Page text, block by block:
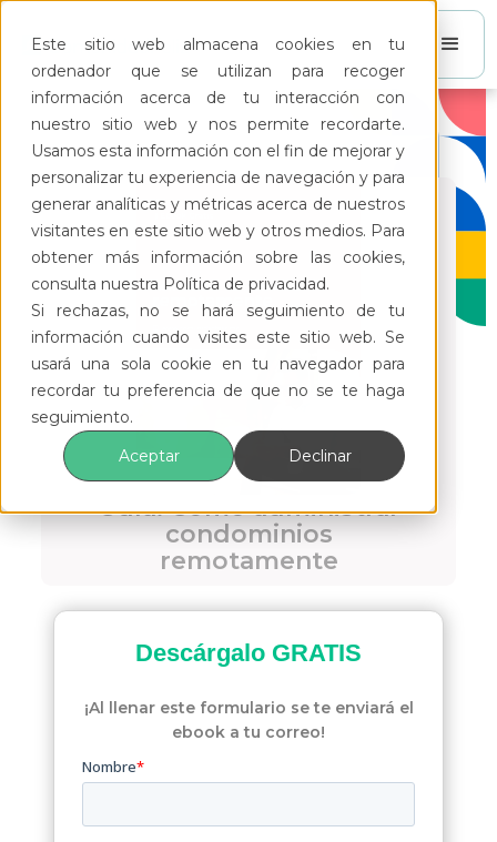
Este sitio web almacena cookies en tu
ordenador que se utilizan para recoger
información acerca de tu interacción con
nuestro sitio web y nos permite recordarte.
Usamos esta información con el fin de mejorar y
personalizar tu experiencia de navegación y para
generar analíticas y métricas acerca de nuestros
visitantes en este sitio web y otros medios. Para
obtener más información sobre las cookies,
consulta nuestra Política de privacidad.
Si rechazas, no se hará seguimiento de tu
información cuando visites este sitio web. Se
usará una sola cookie en tu navegador para
recordar tu preferencia de que no se te haga
seguimiento.
Aceptar
Declinar
Guía: Cómo administrar
condominios
remotamente
Descárgalo GRATIS
¡Al llenar este formulario se te enviará el
ebook a tu correo!